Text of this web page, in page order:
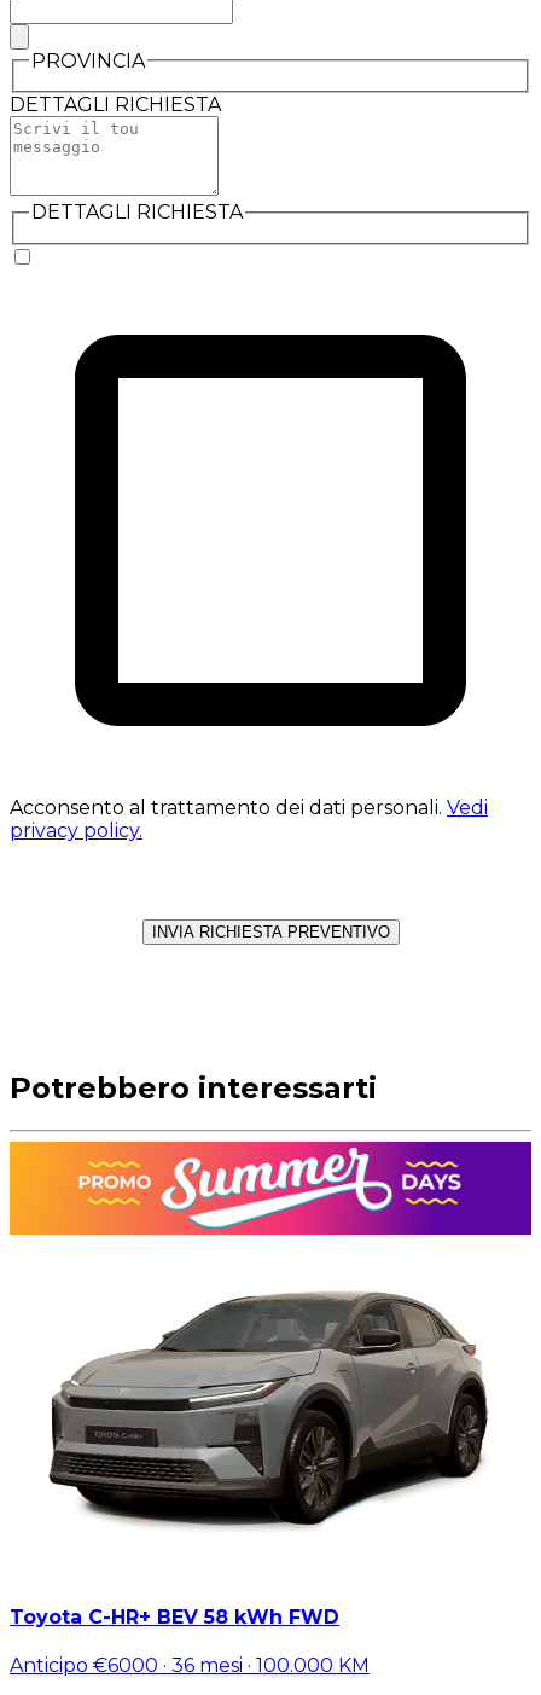
PROVINCIA
DETTAGLI RICHIESTA
DETTAGLI RICHIESTA
Acconsento al trattamento dei dati personali. Vedi
privacy policy.
INVIA RICHIESTA PREVENTIVO
Potrebbero interessarti
Toyota C-HR+ BEV 58 kWh FWD
Anticipo €6000 · 36 mesi · 100.000 KM